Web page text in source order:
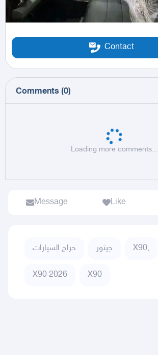
Contact
Comments (0)
Loading more comments...
Message Like
حراج السيارات جيتور X90,
X90 2026 X90